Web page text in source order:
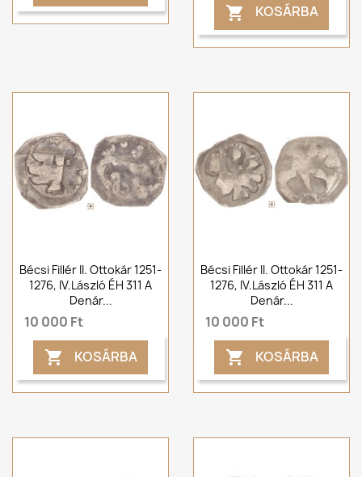
 KOSÁRBA
Bécsi Fillér II. Ottokár 1251-
1276, IV.László ÉH 311 A
Denár...
10 000 Ft
 KOSÁRBA
Bécsi Fillér II. Ottokár 1251-
1276, IV.László ÉH 311 A
Denár...
10 000 Ft
 KOSÁRBA